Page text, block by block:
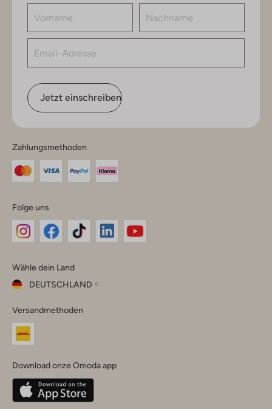
Jetzt einschreiben
Zahlungsmethoden
Folge uns
Instagram
Facebook
TikTok
Wähle dein Land
DEUTSCHLAND
dein
Land
Belgique(Français)
Deutschland
Versandmethoden
Download onze Omoda app